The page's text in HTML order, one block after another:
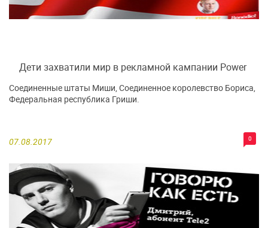
Дети захватили мир в рекламной кампании Power
07.08.2017 0
Соединенные штаты Миши, Соединенное королевство Бориса,
Федеральная республика Гриши.